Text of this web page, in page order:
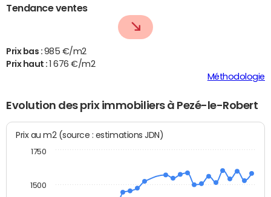
Tendance ventes
Prix bas : 985 €/m2
Prix haut :
1 676 €/m2
Méthodologie
Evolution des prix immobiliers à Pezé-le-Robert
Prix au m2 (source : estimations JDN)
1500
1750